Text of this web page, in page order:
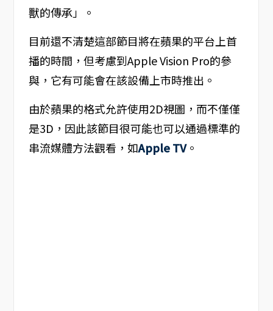
獸的傳承」。
目前還不清楚這部節目將在蘋果的平台上首
播的時間，但考慮到Apple Vision Pro的參
與，它有可能會在該設備上市時推出。
由於蘋果的格式允許使用2D視圖，而不僅僅
是3D，因此該節目很可能也可以通過標準的
串流媒體方法觀看，如Apple TV。